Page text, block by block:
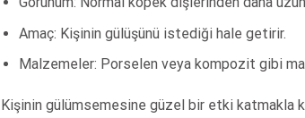
Amaç: Kişinin gülüşünü istediği hale getirir.
Malzemeler: Porselen veya kompozit gibi
Kişinin gülümsemesine güzel bir etki katmakla